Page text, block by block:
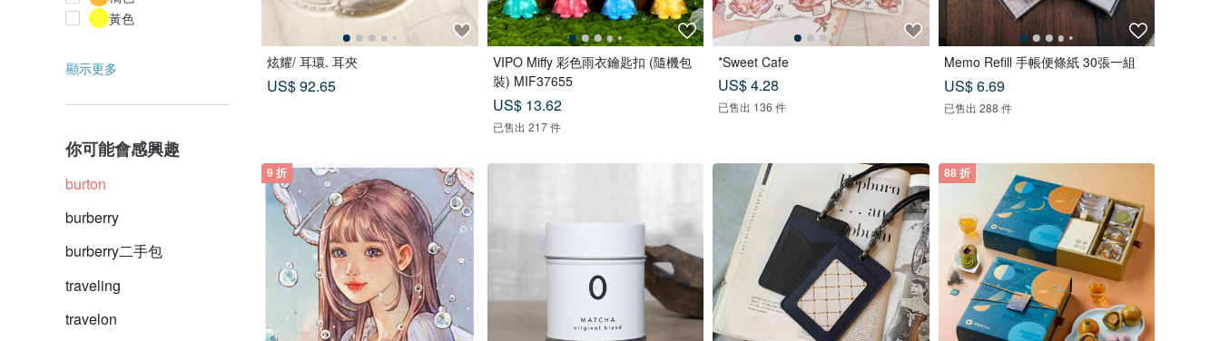
黃色
顯示更多
你可能會感興趣
burton
burberry
burberry二手包
traveling
travelon
炫耀/ 耳環. 耳夾
US$ 92.65
VIPO Miffy 彩色雨衣鑰匙扣 (隨機包
裝) MIF37655
US$ 13.62
已售出 217 件
*Sweet Cafe
US$ 4.28
已售出 136 件
Memo Refill 手帳便條紙 30張一組
US$ 6.69
已售出 288 件
9 折 88 折